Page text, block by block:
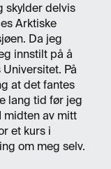
skylder delvis
Arktiske
Da jeg
innstilt på å
På
at det fantes
lang tid før jeg
midten av mitt
et kurs i
om meg selv.